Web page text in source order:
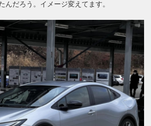
んだろう。イメージ変えてます。